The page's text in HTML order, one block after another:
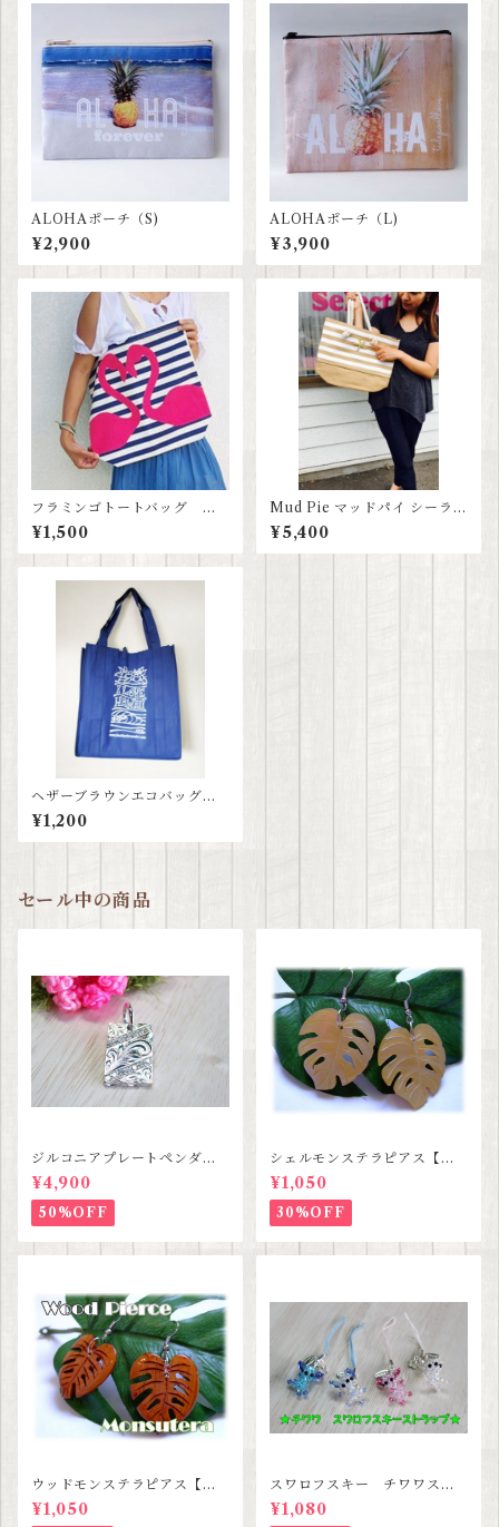
ALOHAポーチ（S)
¥2,900
ALOHAポーチ（L)
¥3,900
フラミンゴトートバッグ オ
ールドネイビーハワイ限定デ
ザイン
¥1,500
Mud Pie マッドパイ シーライ
フ スターフィッシュトート
バッグ
¥5,400
ヘザーブラウンエコバッグ
ハワイ限定
¥1,200
セール中の商品
ジルコニアプレートペンダン
ト【ハワイアンジュエリー】S
ALE
¥4,900
50%OFF
シェルモンステラピアス【ハ
ワイアンジュエリー】SALE
¥1,050
30%OFF
ウッドモンステラピアス【ハ
ワイアンジュエリー】
¥1,050
スワロフスキー チワワスト
ラップ 【３種類セットセー
ル価格】
¥1,080